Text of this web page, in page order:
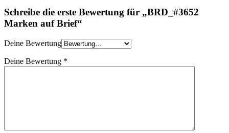
Schreibe die erste Bewertung für „BRD_#3652
Marken auf Brief“
Deine Bewertung
Deine Bewertung *